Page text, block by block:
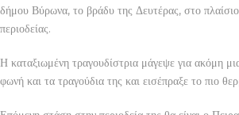
δήμου Βύρωνα, το βράδυ της Δευτέρας, στο πλαίσιο
περιοδείας.
Η καταξιωμένη τραγουδίστρια μάγεψε για ακόμη
φωνή και τα τραγούδια της και εισέπραξε το πιο